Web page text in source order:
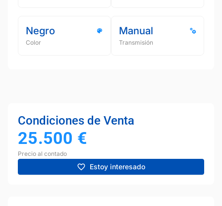
Negro
Color
Manual
Transmisión
Condiciones de Venta
25.500 €
Precio al contado
Estoy interesado